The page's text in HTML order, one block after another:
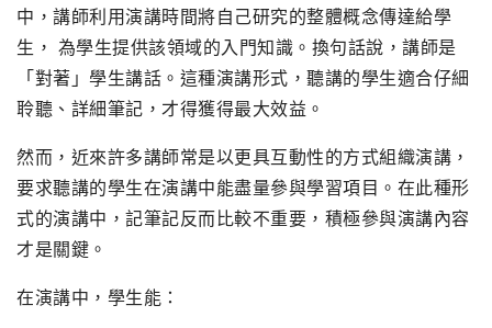
中，講師利用演講時間將自己研究的整體概念傳達給學
生， 為學生提供該領域的入門知識。換句話說，講師是
「對著」學生講話。這種演講形式，聽講的學生適合仔細
聆聽、詳細筆記，才得獲得最大效益。
然而，近來許多講師常是以更具互動性的方式組織演講，
要求聽講的學生在演講中能盡量參與學習項目。在此種形
式的演講中，記筆記反而比較不重要，積極參與演講內容
才是關鍵。
在演講中，學生能：